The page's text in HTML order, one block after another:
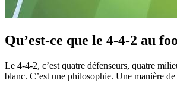
Qu’est-ce que le 4-4-2 au
Le 4-4-2, c’est quatre défenseurs, quatre
blanc. C’est une philosophie. Une manière